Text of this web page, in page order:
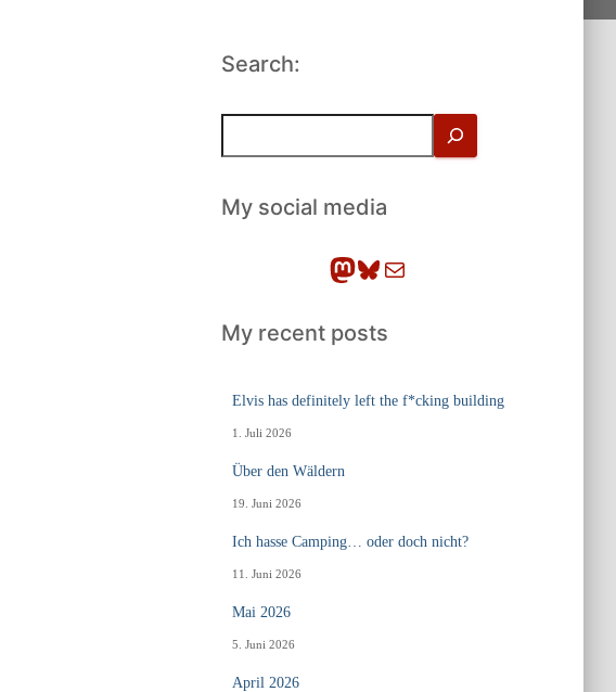
Search:
h
eMy social media
Mastodon Bluesky E-Mail
My recent posts
Elvis has definitely left the f*cking building
1. Juli 2026
Über den Wäldern
19. Juni 2026
Ich hasse Camping… oder doch nicht?
11. Juni 2026
Mai 2026
5. Juni 2026
April 2026